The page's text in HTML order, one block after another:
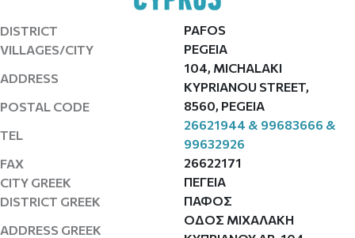
DISTRICT
PAFOS
VILLAGES/CITY
PEGEIA
ADDRESS
104, MICHALAKI
KYPRIANOU STREET,
POSTAL CODE
8560, PEGEIA
TEL
26621944 & 99683666 &
99632926
FAX
26622171
CITY GREEK
ΠΕΓΕΙΑ
DISTRICT GREEK
ΠΑΦΟΣ
ADDRESS GREEK
ΟΔΟΣ ΜΙΧΑΛΑΚΗ